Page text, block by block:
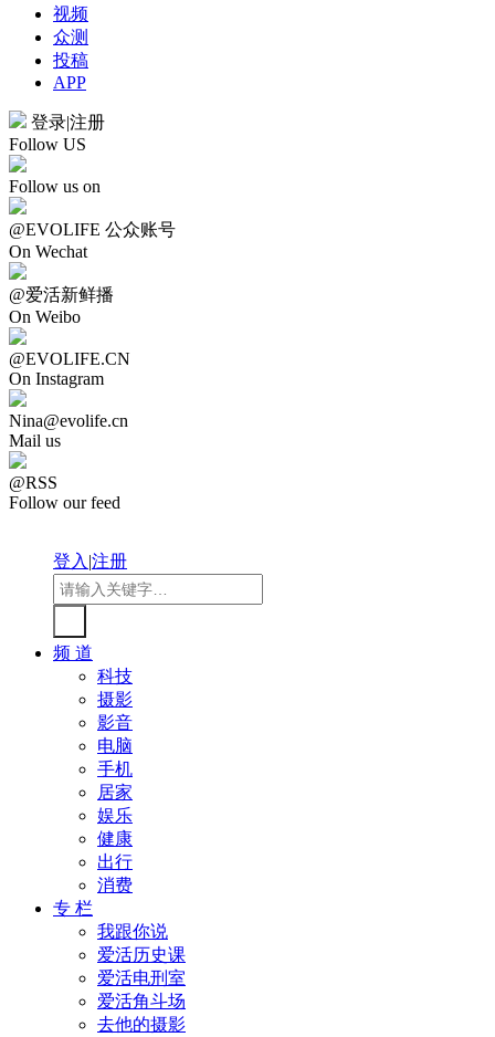
视频
众测
投稿
APP
登录|注册
Follow US
Follow us on
@EVOLIFE 公众账号
On Wechat
@爱活新鲜播
On Weibo
@EVOLIFE.CN
On Instagram
Nina@evolife.cn
Mail us
@RSS
Follow our feed
登入|注册
频 道
科技
摄影
影音
电脑
手机
居家
娱乐
健康
出行
消费
专 栏
我跟你说
爱活历史课
爱活电刑室
爱活角斗场
去他的摄影